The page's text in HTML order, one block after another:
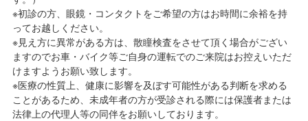
※初診の方、眼鏡・コンタクトをご希望の方はお時間に余裕を持
ってお越しください。
※見え方に異常がある方は、散瞳検査をさせて頂く場合がござい
ますのでお車・バイク等ご自身の運転でのご来院はお控えいただ
けますようお願い致します。
※医療の性質上、健康に影響を及ぼす可能性がある判断を求める
ことがあるため、未成年者の方が受診される際には保護者または
法律上の代理人等の同伴をお願いしております。